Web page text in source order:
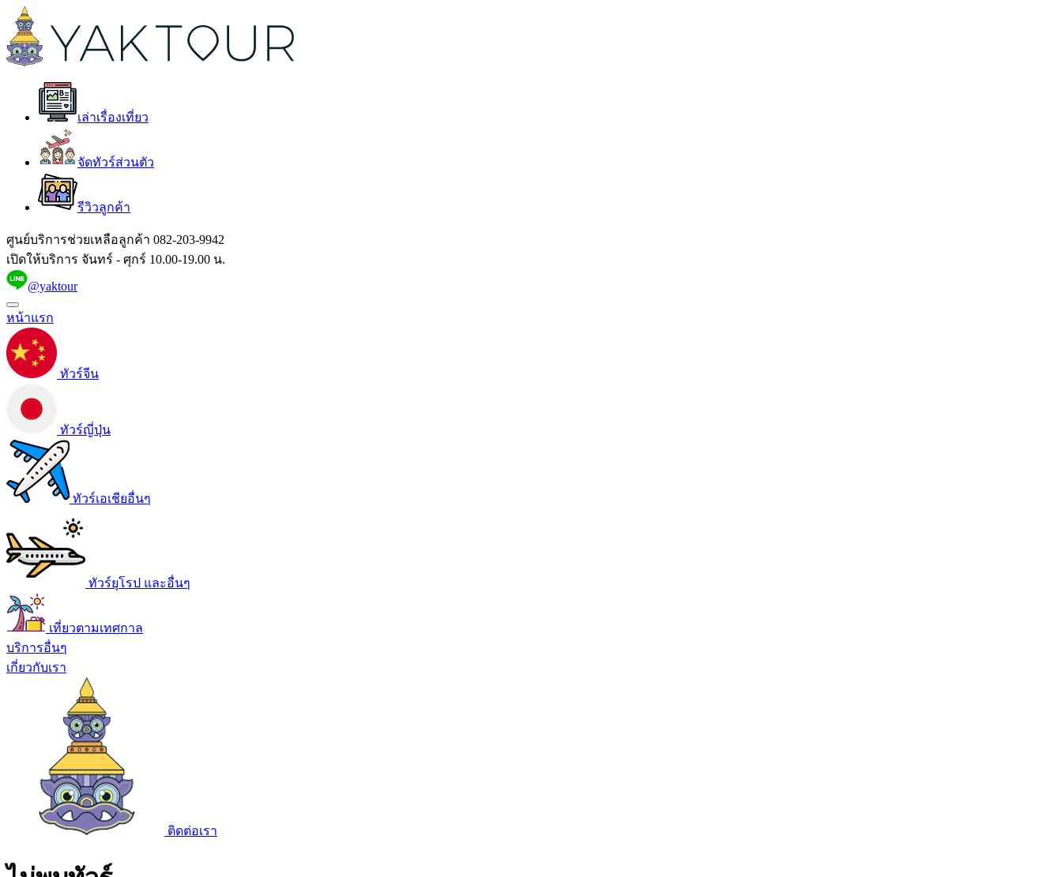
เล่าเรื่องเที่ยว
จัดทัวร์ส่วนตัว
รีวิวลูกค้า
ศูนย์บริการช่วยเหลือลูกค้า 082-203-9942
เปิดให้บริการ จันทร์ - ศุกร์ 10.00-19.00 น.
@yaktour
หน้าแรก
ทัวร์จีน
ทัวร์ญี่ปุ่น
ทัวร์เอเชียอื่นๆ
ทัวร์ยุโรป และอื่นๆ
เที่ยวตามเทศกาล
บริการอื่นๆ
เกี่ยวกับเรา
ติดต่อเรา